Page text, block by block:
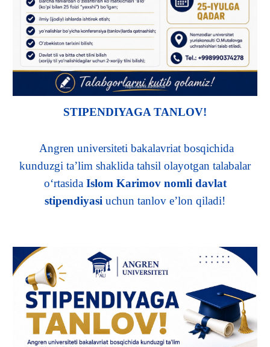
STIPENDIYAGA TANLOV!
Angren universiteti bakalavriat bosqichida
kunduzgi ta’lim shaklida tahsil olayotgan talabalar
o‘rtasida Islom Karimov nomli davlat
stipendiyasi uchun tanlov e’lon qiladi!